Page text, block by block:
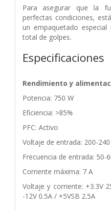
Para asegurar que la
perfectas condiciones,
un empaquetado
total de golpes.
Especificaciones
Rendimiento y
Potencia: 750 W
Eficiencia: >85%
PFC: Activo
Voltaje de entrada: 200-240
Frecuencia de entrada: 50-
Corriente máxima: 7 A
Voltaje y corriente: +3.3V
-12V 0.5A / +5VSB 2.5A